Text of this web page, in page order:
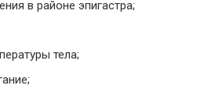
в районе эпигастра;
тела;